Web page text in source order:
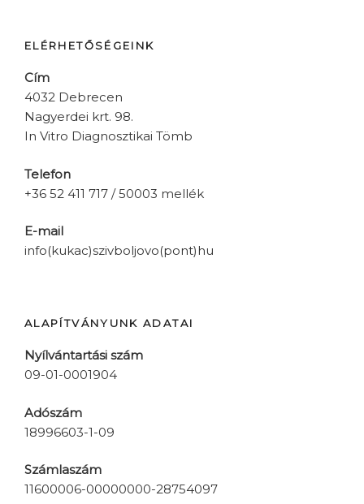
ELÉRHETŐSÉGEINK
Cím
4032 Debrecen
Nagyerdei krt. 98.
In Vitro Diagnosztikai Tömb
Telefon
+36 52 411 717 / 50003 mellék
E-mail
info(kukac)szivboljovo(pont)hu
ALAPÍTVÁNYUNK ADATAI
Nyílvántartási szám
09-01-0001904
Adószám
18996603-1-09
Számlaszám
11600006-00000000-28754097